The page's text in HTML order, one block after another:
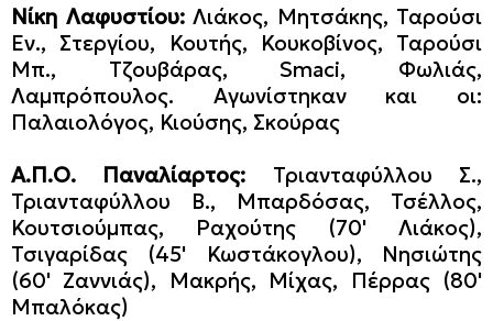
Νίκη Λαφυστίου: Λιάκος, Μητσάκης, Ταρούσι
Εν., Στεργίου, Κουτής, Κουκοβίνος, Ταρούσι
Μπ., Τζουβάρας, Smaci, Φωλιάς,
Λαμπρόπουλος. Αγωνίστηκαν και οι:
Παλαιολόγος, Κιούσης, Σκούρας
Α.Π.Ο. Παναλίαρτος: Τριανταφύλλου Σ.,
Τριανταφύλλου Β., Μπαρδόσας, Τσέλλος,
Κουτσιούμπας, Ραχούτης (70' Λιάκος),
Τσιγαρίδας (45' Κωστάκογλου), Νησιώτης
(60' Ζαννιάς), Μακρής, Μίχας, Πέρρας (80'
Μπαλόκας)